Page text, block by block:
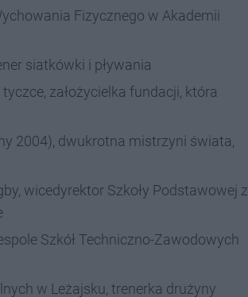
Fizycznego w Akademii
siatkówki i pływania
założycielka fundacji, która
2004), dwukrotna mistrzyni świata,
wicedyrektor Szkoły Podstawowej z
Szkół Techniczno-Zawodowych
w Leżajsku, trenerka drużyny